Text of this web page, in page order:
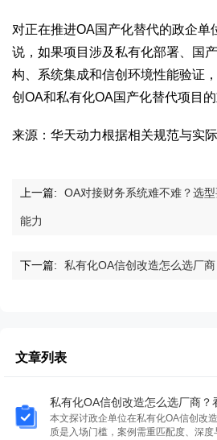
对正在推进OA国产化替代的政企单
说，如果项目涉及私有化部署、国
构、系统集成和信创环境性能验证
创OA和私有化OA国产化替代项目的
来源：华天动力根据相关规范与实
上一篇: OA对接财务系统难不难？选
能力
下一篇: 私有化OA信创改造怎么选厂
文章列表
私有化OA信创改造怎么选厂商？
本文探讨政企单位在私有化OA信创改
质是入场门槛，案例需重匹配度、深度